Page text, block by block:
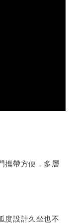
攜帶方便，多層
度設計久坐也不